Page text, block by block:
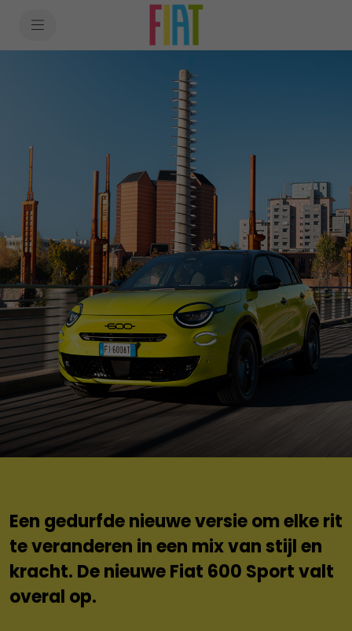
Een gedurfde nieuwe versie om elke rit
te veranderen in een mix van stijl en
kracht. De nieuwe Fiat 600 Sport valt
overal op.